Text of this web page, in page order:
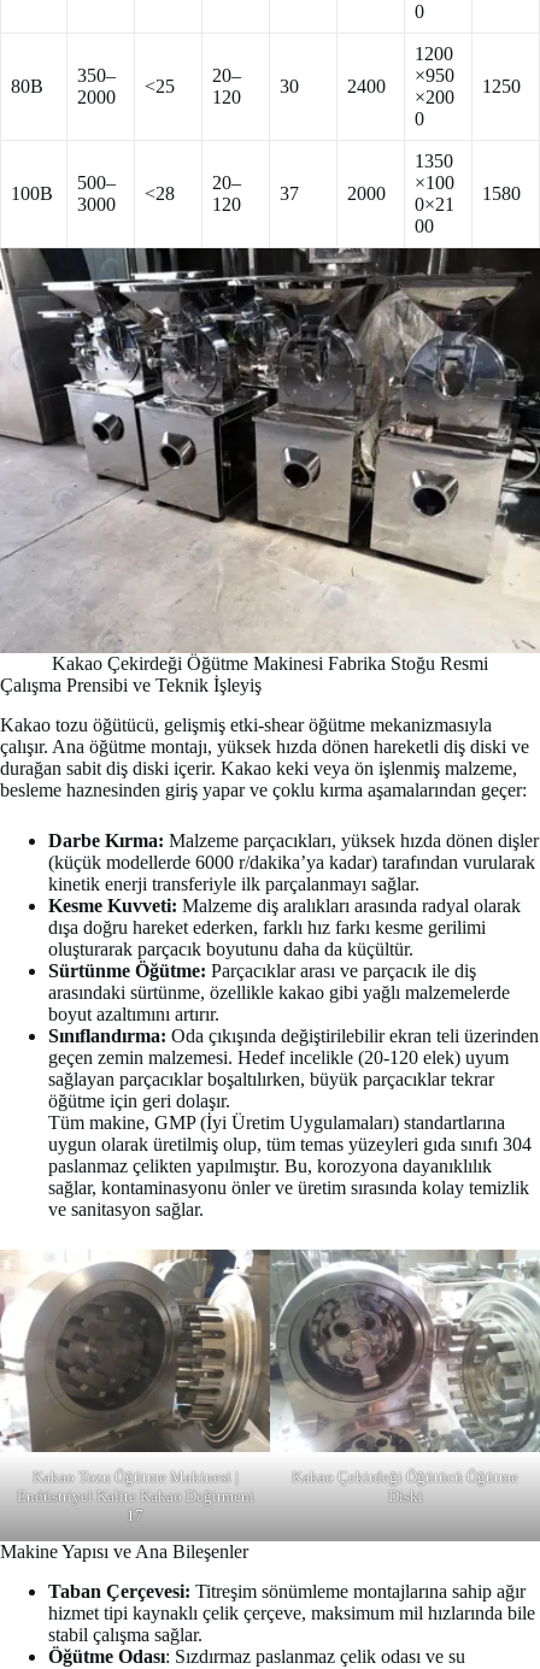
0
80B
350–
2000
<25
20–
120
30 2400
1200
×950
×200
0
1250
100B
500–
3000
<28
20–
120
37 2000
1350
×100
0×21
00
1580
Kakao Çekirdeği Öğütme Makinesi Fabrika Stoğu Resmi
Çalışma Prensibi ve Teknik İşleyiş
Kakao tozu öğütücü, gelişmiş etki-shear öğütme mekanizmasıyla
çalışır. Ana öğütme montajı, yüksek hızda dönen hareketli diş diski ve
durağan sabit diş diski içerir. Kakao keki veya ön işlenmiş malzeme,
besleme haznesinden giriş yapar ve çoklu kırma aşamalarından geçer:
Darbe Kırma: Malzeme parçacıkları, yüksek hızda dönen dişler
(küçük modellerde 6000 r/dakika’ya kadar) tarafından vurularak
kinetik enerji transferiyle ilk parçalanmayı sağlar.
Kesme Kuvveti: Malzeme diş aralıkları arasında radyal olarak
dışa doğru hareket ederken, farklı hız farkı kesme gerilimi
oluşturarak parçacık boyutunu daha da küçültür.
Sürtünme Öğütme: Parçacıklar arası ve parçacık ile diş
arasındaki sürtünme, özellikle kakao gibi yağlı malzemelerde
boyut azaltımını artırır.
Sınıflandırma: Oda çıkışında değiştirilebilir ekran teli üzerinden
geçen zemin malzemesi. Hedef incelikle (20-120 elek) uyum
sağlayan parçacıklar boşaltılırken, büyük parçacıklar tekrar
öğütme için geri dolaşır.
Tüm makine, GMP (İyi Üretim Uygulamaları) standartlarına
uygun olarak üretilmiş olup, tüm temas yüzeyleri gıda sınıfı 304
paslanmaz çelikten yapılmıştır. Bu, korozyona dayanıklılık
sağlar, kontaminasyonu önler ve üretim sırasında kolay temizlik
ve sanitasyon sağlar.
Kakao Tozu Öğütme Makinesi |
Endüstriyel Kalite Kakao Değirmeni
17
Kakao Çekirdeği Öğütücü Öğütme
Diski
Makine Yapısı ve Ana Bileşenler
Taban Çerçevesi: Titreşim sönümleme montajlarına sahip ağır
hizmet tipi kaynaklı çelik çerçeve, maksimum mil hızlarında bile
stabil çalışma sağlar.
Öğütme Odası: Sızdırmaz paslanmaz çelik odası ve su